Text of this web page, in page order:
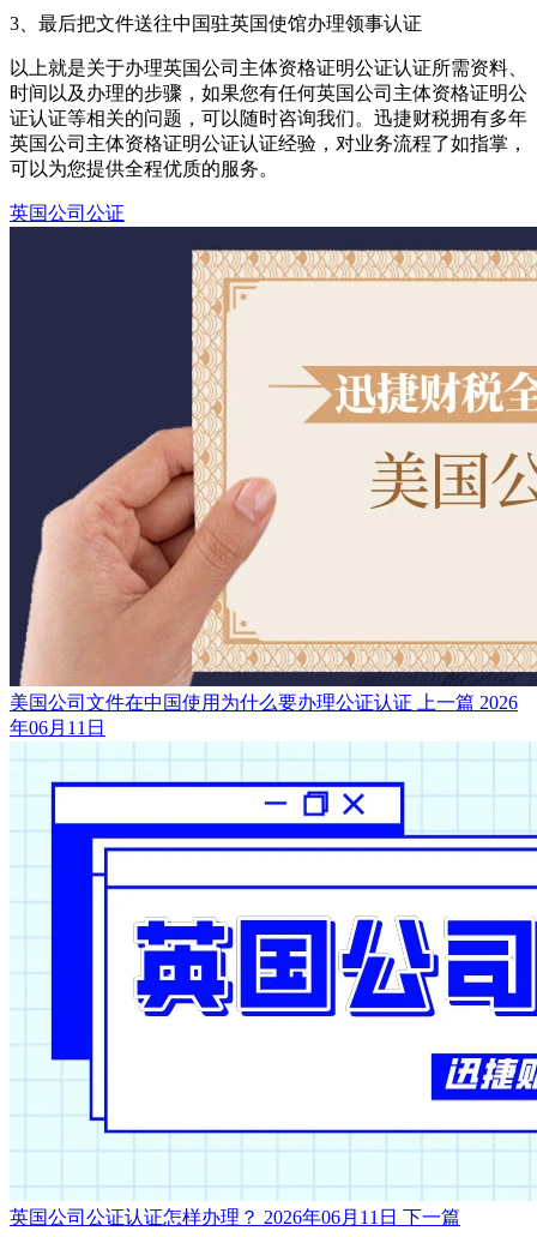
3、最后把文件送往中国驻英国使馆办理领事认证
以上就是关于办理英国公司主体资格证明公证认证所需资料、
时间以及办理的步骤，如果您有任何英国公司主体资格证明公
证认证等相关的问题，可以随时咨询我们。迅捷财税拥有多年
英国公司主体资格证明公证认证经验，对业务流程了如指掌，
可以为您提供全程优质的服务。
英国公司公证
美国公司文件在中国使用为什么要办理公证认证 上一篇 2026
年06月11日
英国公司公证认证怎样办理？ 2026年06月11日 下一篇